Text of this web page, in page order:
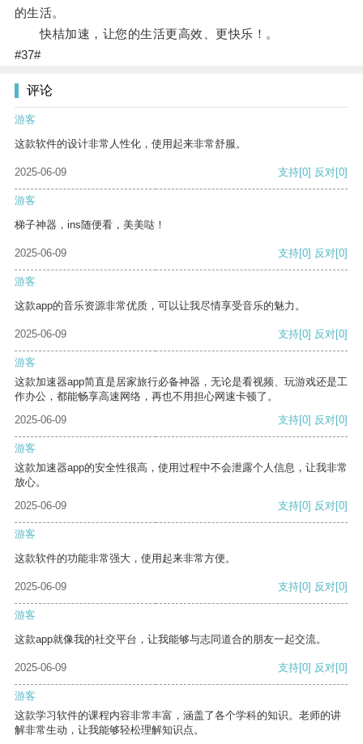
的生活。
快桔加速，让您的生活更高效、更快乐！。
#37#
评论
游客
这款软件的设计非常人性化，使用起来非常舒服。
2025-06-09 支持[0] 反对[0]
游客
梯子神器，ins随便看，美美哒！
2025-06-09 支持[0] 反对[0]
游客
这款app的音乐资源非常优质，可以让我尽情享受音乐的魅力。
2025-06-09 支持[0] 反对[0]
游客
这款加速器app简直是居家旅行必备神器，无论是看视频、玩游戏还是工
作办公，都能畅享高速网络，再也不用担心网速卡顿了。
2025-06-09
支持[0] 反对[0]
游客
这款加速器app的安全性很高，使用过程中不会泄露个人信息，让我非常
放心。
2025-06-09
支持[0] 反对[0]
游客
这款软件的功能非常强大，使用起来非常方便。
2025-06-09 支持[0] 反对[0]
游客
这款app就像我的社交平台，让我能够与志同道合的朋友一起交流。
2025-06-09 支持[0] 反对[0]
游客
这款学习软件的课程内容非常丰富，涵盖了各个学科的知识。老师的讲
解非常生动，让我能够轻松理解知识点。